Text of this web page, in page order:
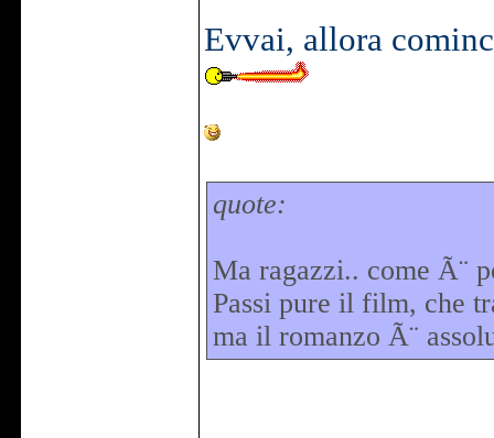
Evvai, allora
quote:
Ma ragazzi.. come Ã¨
Passi pure il film, che
ma il romanzo Ã¨